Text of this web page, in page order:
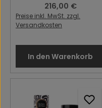
Regulärer Preis:
216,00 €
Preise inkl. MwSt. zzgl.
Versandkosten
In den Warenkorb